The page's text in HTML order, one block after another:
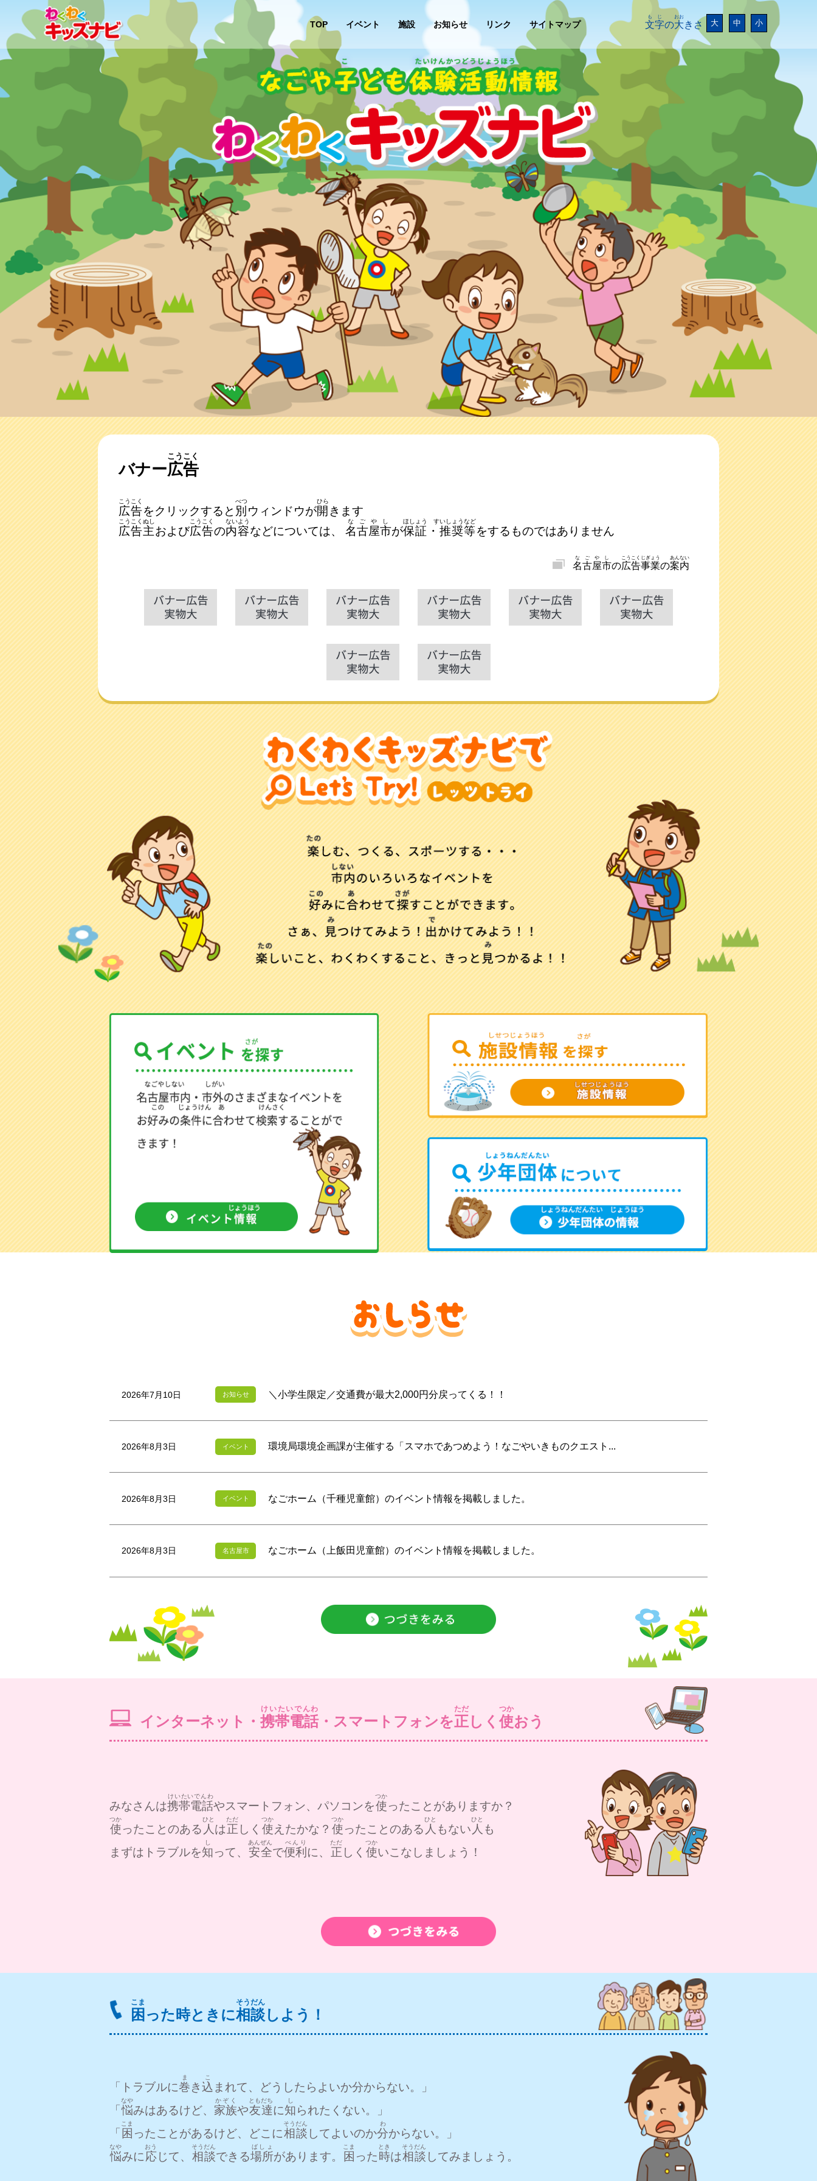
TOP イベント 施設 お知らせ リンク サイトマップ 文字
もじ
の大
おお
きさ 大 中 小
バナー広告
こうこく
広告
こうこく
をクリックすると 別
べつ
ウィンドウが開
ひら
きます
広告主
こうこくぬし
および広告
こうこく
の内容
ないよう
などについては、 名古屋市
なごやし
が保証・推奨等
ほしょう すいしょうなど
をするものではありません
名古屋市
なごやし
の広告事業
こうこくじぎょう
の案内
あんない
2026年7月10日 お知らせ ＼小学生限定／交通費が最大2,000円分戻ってくる！！
2026年8月3日 イベント 環境局環境企画課が主催する「スマホであつめよう！なごやいきものクエスト...
2026年8月3日 イベント なごホーム（千種児童館）のイベント情報を掲載しました。
2026年8月3日 名古屋市 なごホーム（上飯田児童館）のイベント情報を掲載しました。
インターネット・携帯電話
けいたいでんわ
・スマートフォンを正
ただ
しく使
つか
おう
みなさんは携帯電話
けいたいでんわ
やスマートフォン、パソコンを使
つか
ったことがありますか？
使
つか
ったことのある 人
ひと
は正
ただ
しく 使
つか
えたかな？ 使
つか
ったことのある 人
ひと
もない 人
ひと
も
まずはトラブルを知
し
って、 安全
あんぜん
で便利
べんり
に、 正
ただ
しく 使
つか
いこなしましょう！
困
こま
った時とき に相談
そうだん
しよう！
「トラブルに巻
ま
き込
こ
まれて、どうしたらよいか分からない。」
「悩
なや
みはあるけど、 家族
かぞく
や友達
ともだち
に知
し
られたくない。」
「 困
こま
ったことがあるけど、どこに相談
そうだん
してよいのか分
わ
からない。」
悩
なや
みに応
おう
じて、 相談
そうだん
できる場所
ばしょ
があります。 困
こま
った 時
とき
は相談
そうだん
してみましょう。